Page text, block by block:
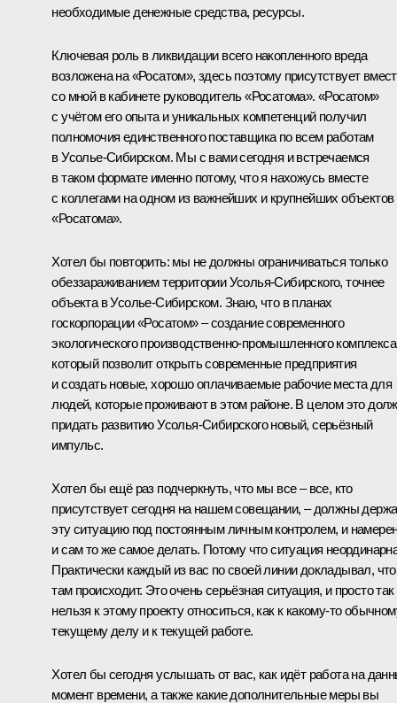
необходимые денежные средства, ресурсы.
Ключевая роль в ликвидации всего накопленного вреда
возложена на «Росатом», здесь поэтому присутствует
со мной в кабинете руководитель «Росатома». «Росатом»
с учётом его опыта и уникальных компетенций получил
полномочия единственного поставщика по всем работам
в Усолье-Сибирском. Мы с вами сегодня и встречаемся
в таком формате именно потому, что я нахожусь вместе
с коллегами на одном из важнейших и крупнейших объектов
«Росатома».
Хотел бы повторить: мы не должны ограничиваться только
обеззараживанием территории Усолья-Сибирского, точнее
объекта в Усолье-Сибирском. Знаю, что в планах
госкорпорации «Росатом» – создание современного
экологического производственно-промышленного
который позволит открыть современные предприятия
и создать новые, хорошо оплачиваемые рабочие места для
людей, которые проживают в этом районе. В целом это
придать развитию Усолья-Сибирского новый, серьёзный
импульс.
Хотел бы ещё раз подчеркнуть, что мы все – все, кто
присутствует сегодня на нашем совещании, – должны
эту ситуацию под постоянным личным контролем, и
и сам то же самое делать. Потому что ситуация
Практически каждый из вас по своей линии докладывал, что
там происходит. Это очень серьёзная ситуация, и просто так
нельзя к этому проекту относиться, как к какому-то
текущему делу и к текущей работе.
Хотел бы сегодня услышать от вас, как идёт работа на
момент времени, а также какие дополнительные меры вы